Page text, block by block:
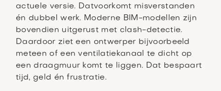
actuele versie. Datvoorkomt misverstanden
én dubbel werk. Moderne BIM-modellen zijn
bovendien uitgerust met clash-detectie.
Daardoor ziet een ontwerper bijvoorbeeld
meteen of een ventilatiekanaal te dicht op
een draagmuur komt te liggen. Dat bespaart
tijd, geld én frustratie.